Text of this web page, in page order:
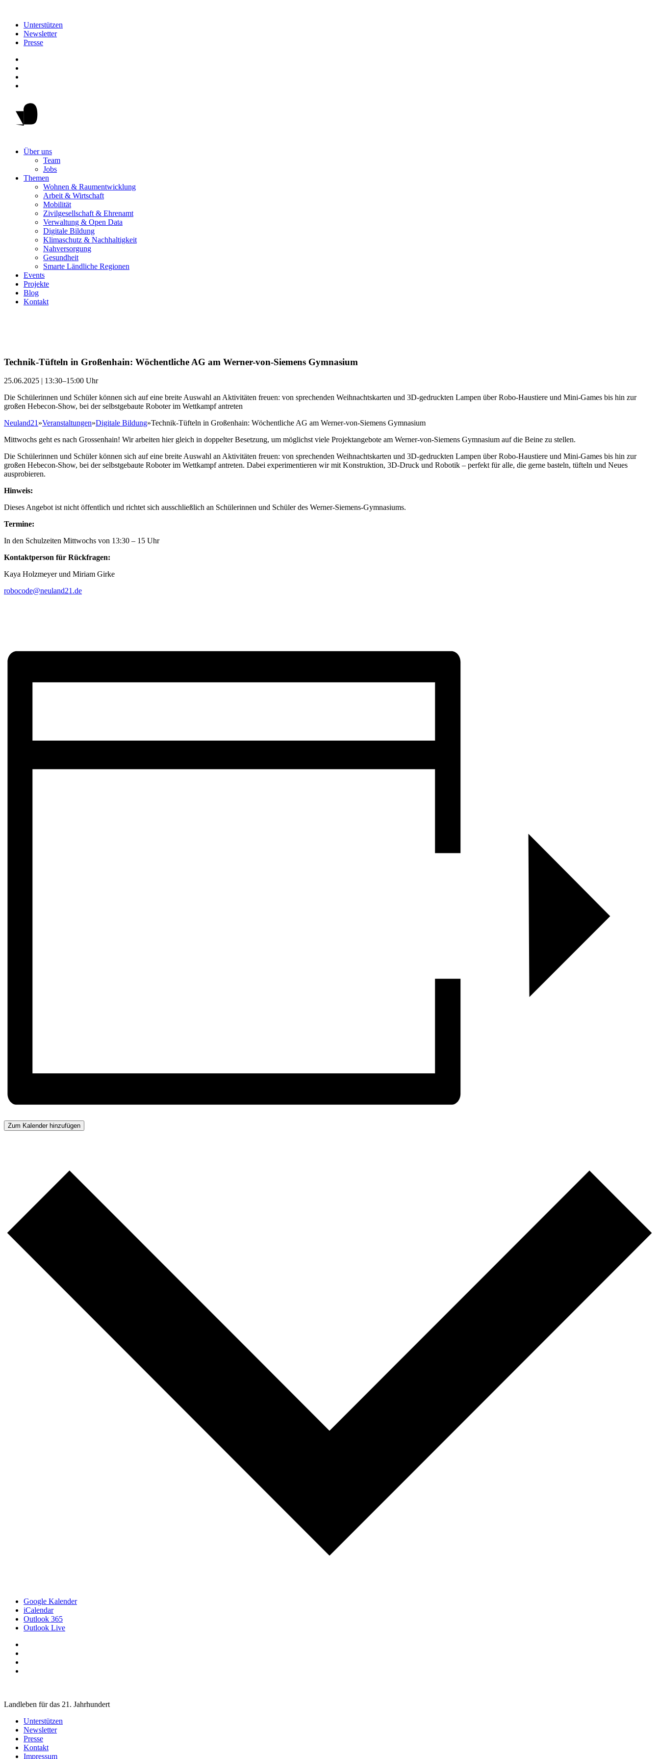
Unterstützen
Newsletter
Presse
Über uns
Team
Jobs
Themen
Wohnen & Raumentwicklung
Arbeit & Wirtschaft
Mobilität
Zivilgesellschaft & Ehrenamt
Verwaltung & Open Data
Digitale Bildung
Klimaschutz & Nachhaltigkeit
Nahversorgung
Gesundheit
Smarte Ländliche Regionen
Events
Projekte
Blog
Kontakt
Technik-Tüfteln in Großenhain: Wöchentliche AG am Werner-von-Siemens Gymnasium
25.06.2025 | 13:30–15:00 Uhr
Die Schülerinnen und Schüler können sich auf eine breite Auswahl an Aktivitäten freuen: von sprechenden Weihnachtskarten und 3D-gedruckten Lampen über Robo-Haustiere und Mini-Games bis hin zur
großen Hebecon-Show, bei der selbstgebaute Roboter im Wettkampf antreten
Neuland21»Veranstaltungen»Digitale Bildung»Technik-Tüfteln in Großenhain: Wöchentliche AG am Werner-von-Siemens Gymnasium
Mittwochs geht es nach Grossenhain! Wir arbeiten hier gleich in doppelter Besetzung, um möglichst viele Projektangebote am Werner-von-Siemens Gymnasium auf die Beine zu stellen.
Die Schülerinnen und Schüler können sich auf eine breite Auswahl an Aktivitäten freuen: von sprechenden Weihnachtskarten und 3D-gedruckten Lampen über Robo-Haustiere und Mini-Games bis hin zur
großen Hebecon-Show, bei der selbstgebaute Roboter im Wettkampf antreten. Dabei experimentieren wir mit Konstruktion, 3D-Druck und Robotik – perfekt für alle, die gerne basteln, tüfteln und Neues
ausprobieren.
Hinweis:
Dieses Angebot ist nicht öffentlich und richtet sich ausschließlich an Schülerinnen und Schüler des Werner-Siemens-Gymnasiums.
Termine:
In den Schulzeiten Mittwochs von 13:30 – 15 Uhr
Kontaktperson für Rückfragen:
Kaya Holzmeyer und Miriam Girke
robocode@neuland21.de
Zum Kalender hinzufügen
Google Kalender
iCalendar
Outlook 365
Outlook Live
Landleben für das 21. Jahrhundert
Unterstützen
Newsletter
Presse
Kontakt
Impressum